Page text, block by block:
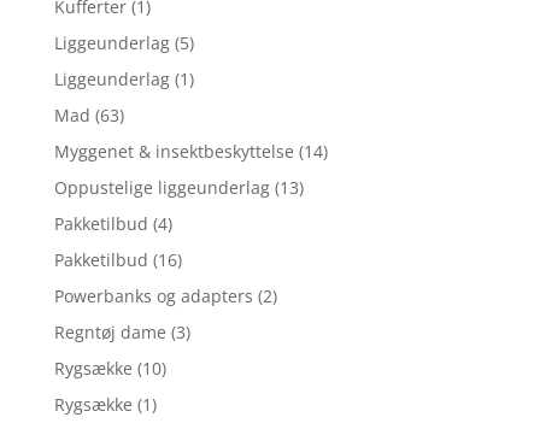
Kufferter (1)
Liggeunderlag (5)
Liggeunderlag (1)
Mad (63)
Myggenet & insektbeskyttelse (14)
Oppustelige liggeunderlag (13)
Pakketilbud (4)
Pakketilbud (16)
Powerbanks og adapters (2)
Regntøj dame (3)
Rygsække (10)
Rygsække (1)